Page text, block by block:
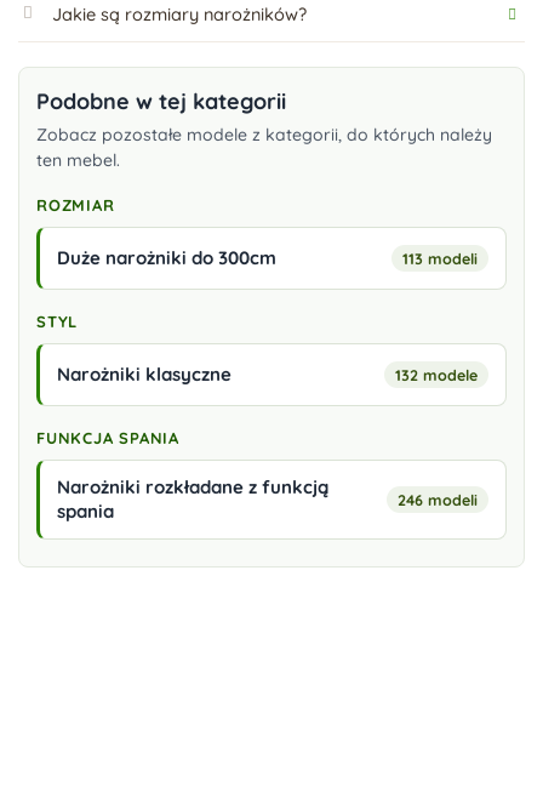
Jakie są rozmiary narożników?
Podobne w tej kategorii
Zobacz pozostałe modele z kategorii, do których należy
ten mebel.
ROZMIAR
Duże narożniki do 300cm 113 modeli
STYL
Narożniki klasyczne 132 modele
FUNKCJA SPANIA
Narożniki rozkładane z funkcją
spania
246 modeli